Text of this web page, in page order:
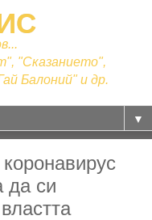
"Сказанието",
Балоний" и др.
▼
да си